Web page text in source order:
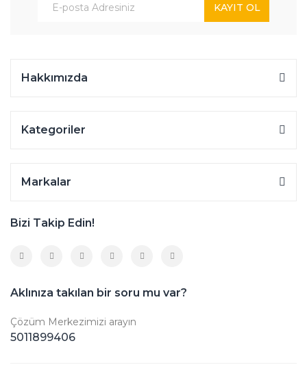
KAYIT OL
Hakkımızda
Kategoriler
Markalar
Bizi Takip Edin!
Aklınıza takılan bir soru mu var?
Çözüm Merkezimizi arayın
5011899406